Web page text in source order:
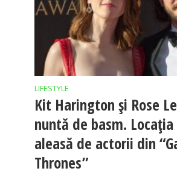
LIFESTYLE
Kit Harington și Rose
nuntă de basm.
aleasă de actorii din
Thrones”